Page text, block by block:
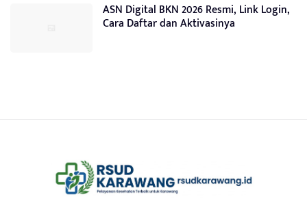
ASN Digital BKN 2026 Resmi, Link Login,
Cara Daftar dan Aktivasinya